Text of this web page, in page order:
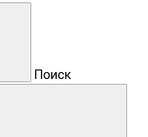
Поиск